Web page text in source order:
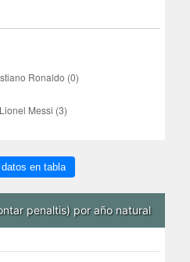
en tabla
penaltis) por año natural